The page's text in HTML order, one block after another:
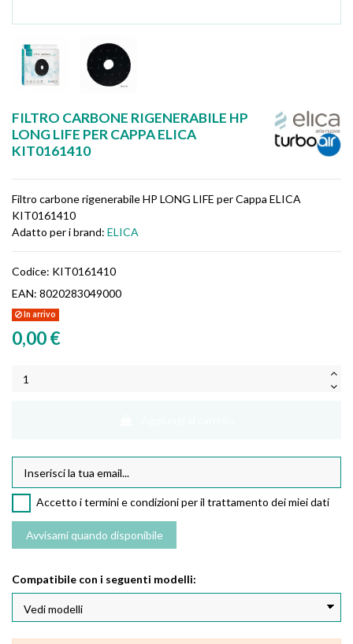
FILTRO CARBONE RIGENERABILE HP
LONG LIFE PER CAPPA ELICA
KIT0161410
Filtro carbone rigenerabile HP LONG LIFE per Cappa ELICA
KIT0161410
Adatto per i brand: ELICA
Codice: KIT0161410
EAN: 8020283049000
In arrivo
0,00 €
Accetto i termini e condizioni per il trattamento dei miei dati
Compatibile con i seguenti modelli: